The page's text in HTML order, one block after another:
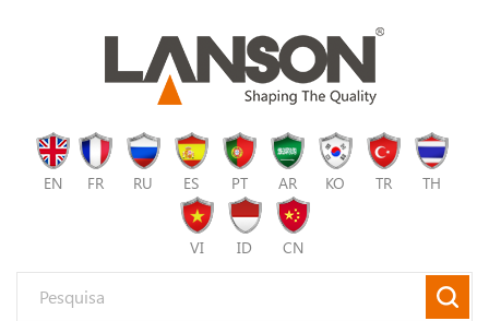
EN FR RU ES PT AR KO TR TH
VI ID CN